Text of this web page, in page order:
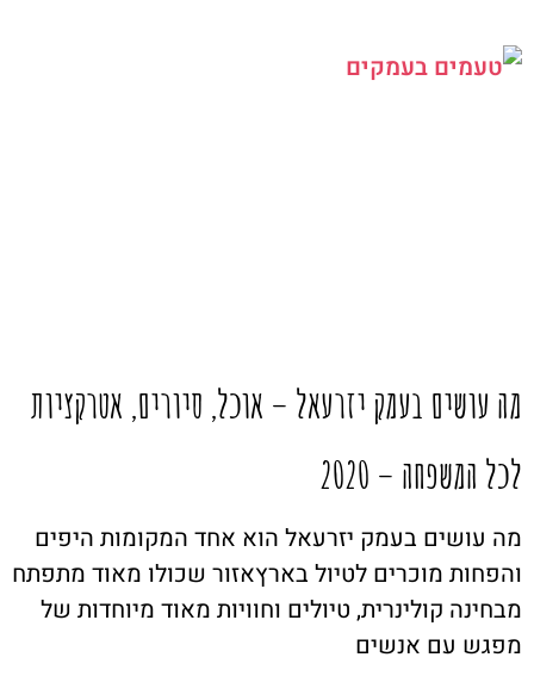
מה עושים בעמק יזרעאל – אוכל, סיורים, אטרקציות
לכל המשפחה – 2020
מה עושים בעמק יזרעאל הוא אחד המקומות היפים
והפחות מוכרים לטיול בארץאזור שכולו מאוד מתפתח
מבחינה קולינרית, טיולים וחוויות מאוד מיוחדות של
מפגש עם אנשים